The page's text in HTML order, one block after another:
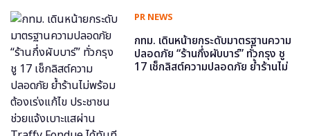
PR NEWS
กทม. เดินหน้ายกระดับมาตรฐานความ
ปลอดภัย “ร้านกึ่งผับบาร์” ทั่วกรุง ชู
17 เช็กลิสต์ความปลอดภัย ย้ำร้านไม่